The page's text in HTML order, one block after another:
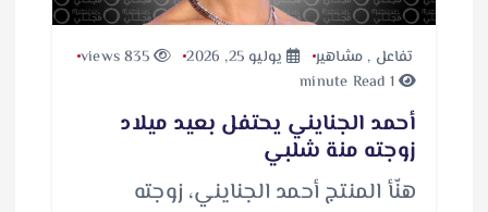
تفاعل , مشاهير يوليو 25, 2026
835 views
1 minute Read
أحمد الجنايني يحتفل بعيد ميلاد
زوجته منة شلبي
هنّأ المنتج أحمد الجنايني، زوجته